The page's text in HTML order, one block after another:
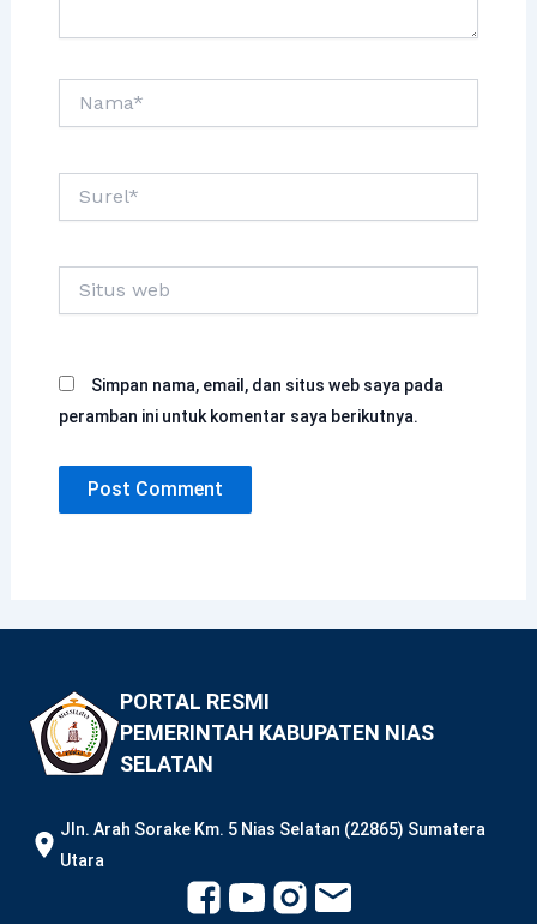
web
Simpan nama, email, dan situs web saya pada
peramban ini untuk komentar saya berikutnya.
PORTAL RESMI
PEMERINTAH KABUPATEN NIAS
SELATAN
JIn. Arah Sorake Km. 5 Nias Selatan (22865) Sumatera
Utara